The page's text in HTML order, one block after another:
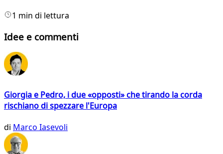
1 min di lettura
Idee e commenti
Giorgia e Pedro, i due «opposti» che tirando la corda
rischiano di spezzare l'Europa
di Marco Iasevoli